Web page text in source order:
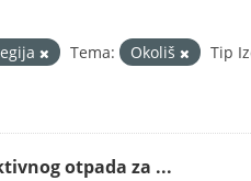
Tema: Okoliš
Tip
otpada za ...